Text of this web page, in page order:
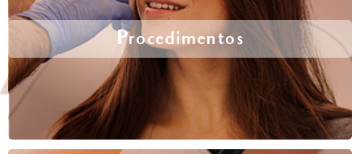
Procedimentos